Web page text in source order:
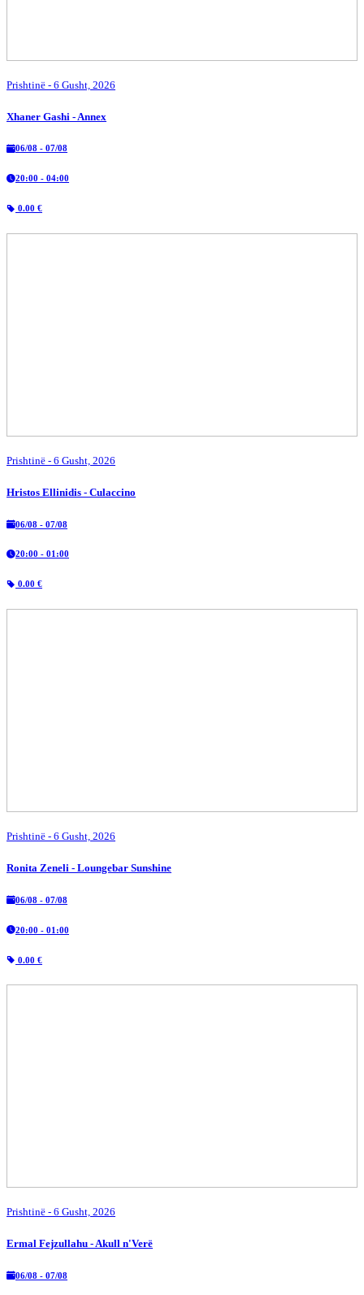
Prishtinë - 6 Gusht, 2026
Xhaner Gashi - Annex
06/08 - 07/08
20:00 - 04:00
0.00 €
Prishtinë - 6 Gusht, 2026
Hristos Ellinidis - Culaccino
06/08 - 07/08
20:00 - 01:00
0.00 €
Prishtinë - 6 Gusht, 2026
Ronita Zeneli - Loungebar Sunshine
06/08 - 07/08
20:00 - 01:00
0.00 €
Prishtinë - 6 Gusht, 2026
Ermal Fejzullahu - Akull n'Verë
06/08 - 07/08